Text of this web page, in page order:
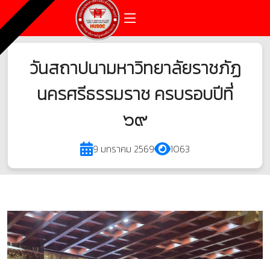
วันสถาปนามหาวิทยาลัยราชภัฏ
นครศรีธรรมราช ครบรอบปีที่
๖๙
9 มกราคม 2569 1063